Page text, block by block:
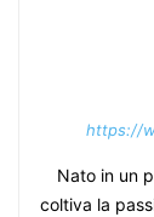
https://
Nato in un
coltiva la